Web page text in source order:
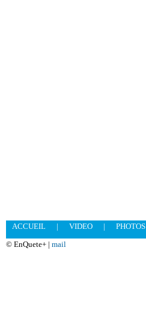
ACCUEIL | VIDEO | PHOTOS
© EnQuete+ | mail